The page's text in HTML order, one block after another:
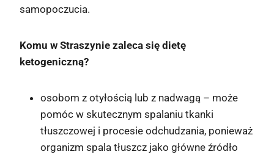
samopoczucia.
Komu w Straszynie zaleca się dietę
ketogeniczną?
osobom z otyłością lub z nadwagą – może
pomóc w skutecznym spalaniu tkanki
tłuszczowej i procesie odchudzania, ponieważ
organizm spala tłuszcz jako główne źródło